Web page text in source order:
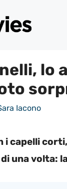
lo
Iacono
i capelli
una volta: